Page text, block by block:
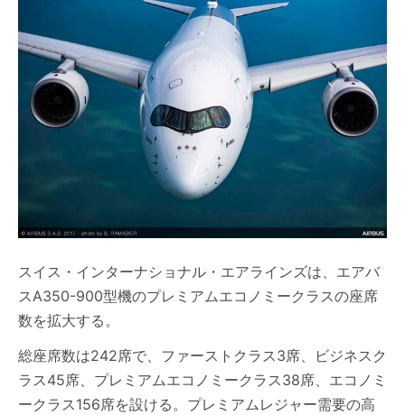
スイス・インターナショナル・エアラインズは、エアバ
スA350-900型機のプレミアムエコノミークラスの座席
数を拡大する。
総座席数は242席で、ファーストクラス3席、ビジネスク
ラス45席、プレミアムエコノミークラス38席、エコノミ
ークラス156席を設ける。プレミアムレジャー需要の高